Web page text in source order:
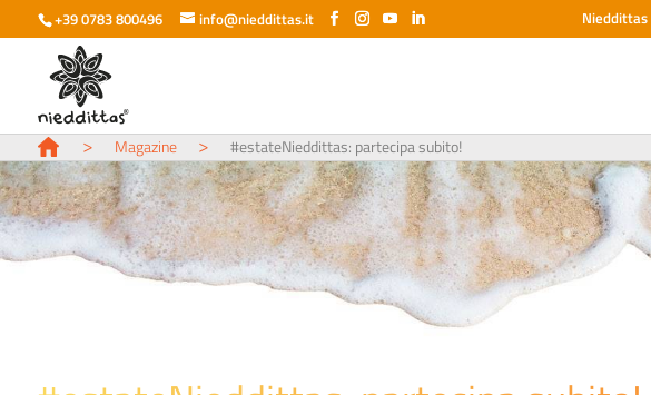
+39 0783 800496 info@nieddittas.it
> Magazine > #estateNieddittas: partecipa subito!